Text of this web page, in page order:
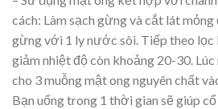
cách: Làm sạch gừng và cắt lát
gừng với 1 ly nước sôi. Tiếp theo lọc
giảm nhiệt độ còn khoảng 20-30.
cho 3 muỗng mật ong nguyên chất
Bạn uống trong 1 thời gian sẽ giúp